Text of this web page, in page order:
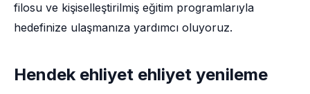
filosu ve kişiselleştirilmiş eğitim programlarıyla
hedefinize ulaşmanıza yardımcı oluyoruz.
Hendek ehliyet ehliyet yenileme